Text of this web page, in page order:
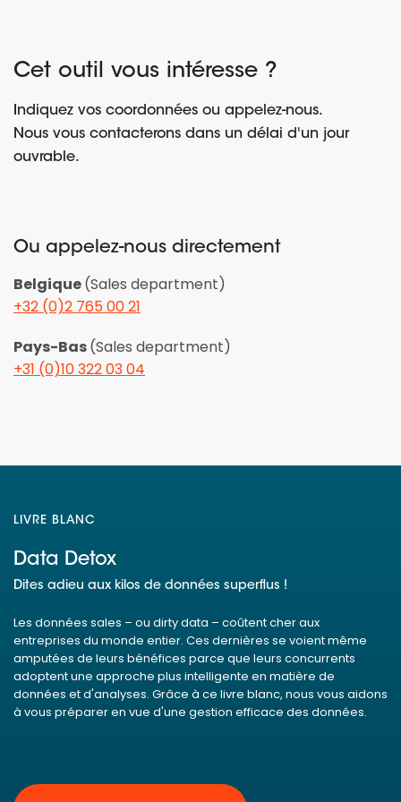
Cet outil vous intéresse ?
Indiquez vos coordonnées ou appelez-nous.
Nous vous contacterons dans un délai d'un jour
ouvrable.
Ou appelez-nous directement
Belgique(Sales department)
+32 (0)2 765 00 21
Pays-Bas(Sales department)
+31 (0)10 322 03 04
LIVRE BLANC
Data Detox
Dites adieu aux kilos de données superflus !
Les données sales – ou dirty data – coûtent cher aux
entreprises du monde entier. Ces dernières se voient même
amputées de leurs bénéfices parce que leurs concurrents
adoptent une approche plus intelligente en matière de
données et d'analyses. Grâce à ce livre blanc, nous vous aidons
à vous préparer en vue d'une gestion efficace des données.